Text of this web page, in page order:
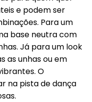
e podem ser
Para um
base neutra com
Já para um look
as unhas ou em
O
na pista de dança